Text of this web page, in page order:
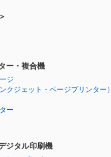
ー・複合機
ジ
ンクジェット・ページプリンター）
ー
ジタル印刷機